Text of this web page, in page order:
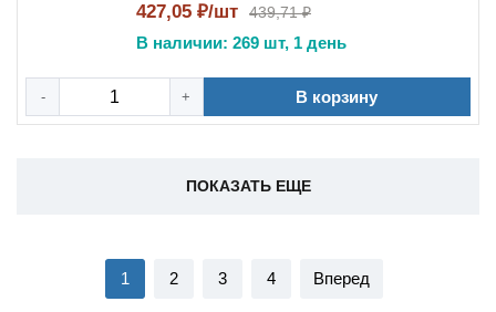
427,05 ₽/шт 439,71 ₽
В наличии: 269 шт, 1 день
- + В корзину
ПОКАЗАТЬ ЕЩЕ
1 2 3 4 Вперед